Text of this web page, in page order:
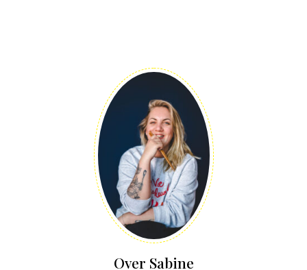
Over Sabine